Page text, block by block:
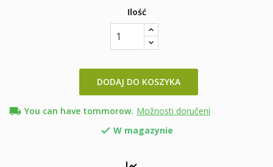
Ilość
DODAJ DO KOSZYKA
local_shipping You can have tommorow. Možnosti doručení
 W magazynie